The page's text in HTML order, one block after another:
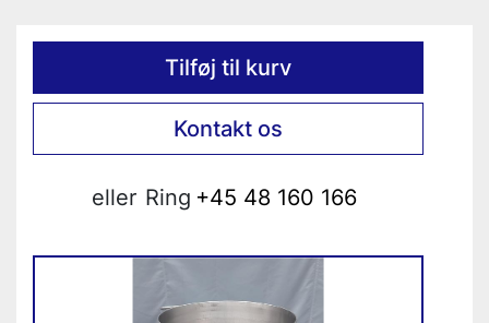
Tilføj til kurv
Kontakt os
eller Ring +45 48 160 166